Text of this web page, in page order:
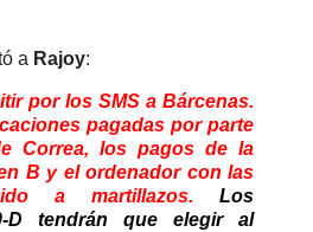
a Rajoy:
por los SMS a Bárcenas.
pagadas por parte
Correa, los pagos de la
B y el ordenador con las
a martillazos. Los
D tendrán que elegir al